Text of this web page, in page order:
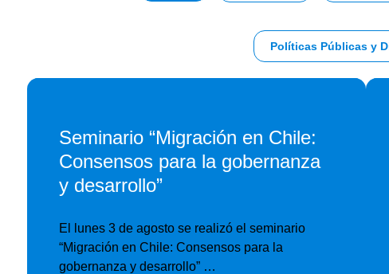
Políticas Públicas y
Seminario “Migración en Chile:
Consensos para la gobernanza
y desarrollo”
El lunes 3 de agosto se realizó el seminario
“Migración en Chile: Consensos para la
gobernanza y desarrollo” …